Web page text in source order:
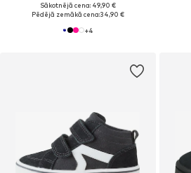
Sākotnējā cena: 49,90 €
Pēdējā zemākā cena:34,90 €
+4